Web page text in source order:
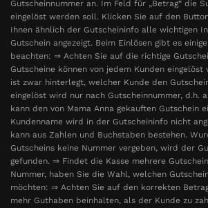
Gutscheinnummer an. Im Feld für „Betrag“ die
eingelöst werden soll. Klicken Sie auf den
Ihnen ähnlich der Gutscheininfo alle wichtigen
Gutschein angezeigt. Beim Einlösen gibt es
beachten: ⇒ Achten Sie auf die richtige
Gutscheine können von jedem Kunden eingelöst
ist zwar hinterlegt, welcher Kunde den
eingelöst wird nur nach Gutscheinnummer, d.h.
kann den von Mama Anna gekauften Gutschein
Kundenname wird in der Gutscheininfo nicht
kann aus Zahlen und Buchstaben bestehen.
Gutscheins keine Nummer vergeben, wird der
gefunden. ⇒ Findet die Kasse mehrere
Nummer, haben Sie die Wahl, welchen
möchten: ⇒ Achten Sie auf den korrekten
mehr Guthaben beinhalten, als der Kunde zu